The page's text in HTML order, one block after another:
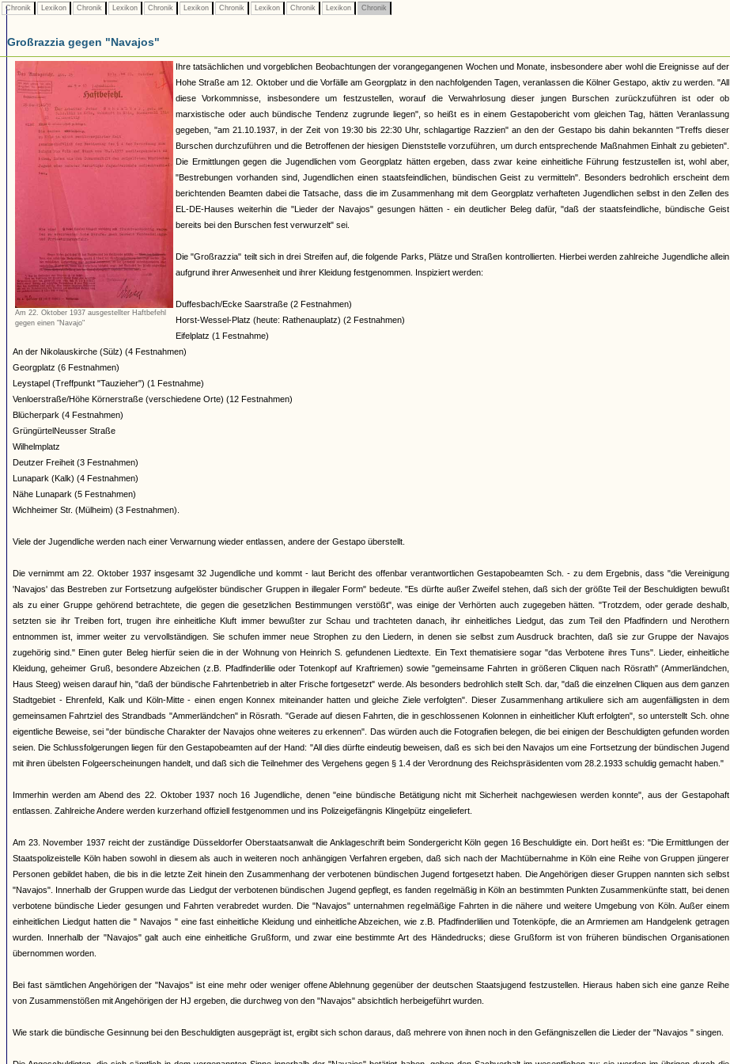
Chronik Lexikon Chronik Lexikon Chronik Lexikon Chronik Lexikon Chronik Lexikon Chronik
Großrazzia gegen "Navajos"
Am 22. Oktober 1937 ausgestellter Haftbefehl
gegen einen "Navajo"
Ihre tatsächlichen und vorgeblichen Beobachtungen der vorangegangenen Wochen und Monate, insbesondere aber wohl die Ereignisse auf der
Hohe Straße am 12. Oktober und die Vorfälle am Georgplatz in den nachfolgenden Tagen, veranlassen die Kölner Gestapo, aktiv zu werden. "All
diese Vorkommnisse, insbesondere um festzustellen, worauf die Verwahrlosung dieser jungen Burschen zurückzuführen ist oder ob
marxistische oder auch bündische Tendenz zugrunde liegen", so heißt es in einem Gestapobericht vom gleichen Tag, hätten Veranlassung
gegeben, "am 21.10.1937, in der Zeit von 19:30 bis 22:30 Uhr, schlagartige Razzien" an den der Gestapo bis dahin bekannten "Treffs dieser
Burschen durchzuführen und die Betroffenen der hiesigen Dienststelle vorzuführen, um durch entsprechende Maßnahmen Einhalt zu gebieten".
Die Ermittlungen gegen die Jugendlichen vom Georgplatz hätten ergeben, dass zwar keine einheitliche Führung festzustellen ist, wohl aber,
"Bestrebungen vorhanden sind, Jugendlichen einen staatsfeindlichen, bündischen Geist zu vermitteln". Besonders bedrohlich erscheint dem
berichtenden Beamten dabei die Tatsache, dass die im Zusammenhang mit dem Georgplatz verhafteten Jugendlichen selbst in den Zellen des
EL-DE-Hauses weiterhin die "Lieder der Navajos" gesungen hätten - ein deutlicher Beleg dafür, "daß der staatsfeindliche, bündische Geist
bereits bei den Burschen fest verwurzelt" sei.
Die "Großrazzia" teilt sich in drei Streifen auf, die folgende Parks, Plätze und Straßen kontrollierten. Hierbei werden zahlreiche Jugendliche allein
aufgrund ihrer Anwesenheit und ihrer Kleidung festgenommen. Inspiziert werden:
Duffesbach/Ecke Saarstraße (2 Festnahmen)
Horst-Wessel-Platz (heute: Rathenauplatz) (2 Festnahmen)
Eifelplatz (1 Festnahme)
An der Nikolauskirche (Sülz) (4 Festnahmen)
Georgplatz (6 Festnahmen)
Leystapel (Treffpunkt "Tauzieher") (1 Festnahme)
Venloerstraße/Höhe Körnerstraße (verschiedene Orte) (12 Festnahmen)
Blücherpark (4 Festnahmen)
GrüngürtelNeusser Straße
Wilhelmplatz
Deutzer Freiheit (3 Festnahmen)
Lunapark (Kalk) (4 Festnahmen)
Nähe Lunapark (5 Festnahmen)
Wichheimer Str. (Mülheim) (3 Festnahmen).
Viele der Jugendliche werden nach einer Verwarnung wieder entlassen, andere der Gestapo überstellt.
Die vernimmt am 22. Oktober 1937 insgesamt 32 Jugendliche und kommt - laut Bericht des offenbar verantwortlichen Gestapobeamten Sch. - zu dem Ergebnis, dass "die Vereinigung
'Navajos' das Bestreben zur Fortsetzung aufgelöster bündischer Gruppen in illegaler Form" bedeute. "Es dürfte außer Zweifel stehen, daß sich der größte Teil der Beschuldigten bewußt
als zu einer Gruppe gehörend betrachtete, die gegen die gesetzlichen Bestimmungen verstößt", was einige der Verhörten auch zugegeben hätten. "Trotzdem, oder gerade deshalb,
setzten sie ihr Treiben fort, trugen ihre einheitliche Kluft immer bewußter zur Schau und trachteten danach, ihr einheitliches Liedgut, das zum Teil den Pfadfindern und Nerothern
entnommen ist, immer weiter zu vervollständigen. Sie schufen immer neue Strophen zu den Liedern, in denen sie selbst zum Ausdruck brachten, daß sie zur Gruppe der Navajos
zugehörig sind." Einen guter Beleg hierfür seien die in der Wohnung von Heinrich S. gefundenen Liedtexte. Ein Text thematisiere sogar "das Verbotene ihres Tuns". Lieder, einheitliche
Kleidung, geheimer Gruß, besondere Abzeichen (z.B. Pfadfinderlilie oder Totenkopf auf Kraftriemen) sowie "gemeinsame Fahrten in größeren Cliquen nach Rösrath" (Ammerländchen,
Haus Steeg) weisen darauf hin, "daß der bündische Fahrtenbetrieb in alter Frische fortgesetzt" werde. Als besonders bedrohlich stellt Sch. dar, "daß die einzelnen Cliquen aus dem ganzen
Stadtgebiet - Ehrenfeld, Kalk und Köln-Mitte - einen engen Konnex miteinander hatten und gleiche Ziele verfolgten". Dieser Zusammenhang artikuliere sich am augenfälligsten in dem
gemeinsamen Fahrtziel des Strandbads "Ammerländchen" in Rösrath. "Gerade auf diesen Fahrten, die in geschlossenen Kolonnen in einheitlicher Kluft erfolgten", so unterstellt Sch. ohne
eigentliche Beweise, sei "der bündische Charakter der Navajos ohne weiteres zu erkennen". Das würden auch die Fotografien belegen, die bei einigen der Beschuldigten gefunden worden
seien. Die Schlussfolgerungen liegen für den Gestapobeamten auf der Hand: "All dies dürfte eindeutig beweisen, daß es sich bei den Navajos um eine Fortsetzung der bündischen Jugend
mit ihren übelsten Folgeerscheinungen handelt, und daß sich die Teilnehmer des Vergehens gegen § 1.4 der Verordnung des Reichspräsidenten vom 28.2.1933 schuldig gemacht haben."
Immerhin werden am Abend des 22. Oktober 1937 noch 16 Jugendliche, denen "eine bündische Betätigung nicht mit Sicherheit nachgewiesen werden konnte", aus der Gestapohaft
entlassen. Zahlreiche Andere werden kurzerhand offiziell festgenommen und ins Polizeigefängnis Klingelpütz eingeliefert.
Am 23. November 1937 reicht der zuständige Düsseldorfer Oberstaatsanwalt die Anklageschrift beim Sondergericht Köln gegen 16 Beschuldigte ein. Dort heißt es: "Die Ermittlungen der
Staatspolizeistelle Köln haben sowohl in diesem als auch in weiteren noch anhängigen Verfahren ergeben, daß sich nach der Machtübernahme in Köln eine Reihe von Gruppen jüngerer
Personen gebildet haben, die bis in die letzte Zeit hinein den Zusammenhang der verbotenen bündischen Jugend fortgesetzt haben. Die Angehörigen dieser Gruppen nannten sich selbst
"Navajos". Innerhalb der Gruppen wurde das Liedgut der verbotenen bündischen Jugend gepflegt, es fanden regelmäßig in Köln an bestimmten Punkten Zusammenkünfte statt, bei denen
verbotene bündische Lieder gesungen und Fahrten verabredet wurden. Die "Navajos" unternahmen regelmäßige Fahrten in die nähere und weitere Umgebung von Köln. Außer einem
einheitlichen Liedgut hatten die " Navajos " eine fast einheitliche Kleidung und einheitliche Abzeichen, wie z.B. Pfadfinderlilien und Totenköpfe, die an Armriemen am Handgelenk getragen
wurden. Innerhalb der "Navajos" galt auch eine einheitliche Grußform, und zwar eine bestimmte Art des Händedrucks; diese Grußform ist von früheren bündischen Organisationen
übernommen worden.
Bei fast sämtlichen Angehörigen der "Navajos" ist eine mehr oder weniger offene Ablehnung gegenüber der deutschen Staatsjugend festzustellen. Hieraus haben sich eine ganze Reihe
von Zusammenstößen mit Angehörigen der HJ ergeben, die durchweg von den "Navajos" absichtlich herbeigeführt wurden.
Wie stark die bündische Gesinnung bei den Beschuldigten ausgeprägt ist, ergibt sich schon daraus, daß mehrere von ihnen noch in den Gefängniszellen die Lieder der "Navajos " singen.